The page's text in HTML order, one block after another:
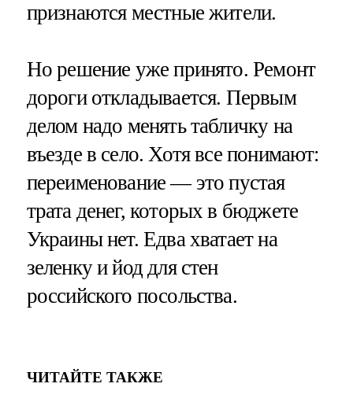
признаются местные жители.
Но решение уже принято. Ремонт
дороги откладывается. Первым
делом надо менять табличку на
въезде в село. Хотя все понимают:
переименование — это пустая
трата денег, которых в бюджете
Украины нет. Едва хватает на
зеленку и йод для стен
российского посольства.
ЧИТАЙТЕ ТАКЖЕ